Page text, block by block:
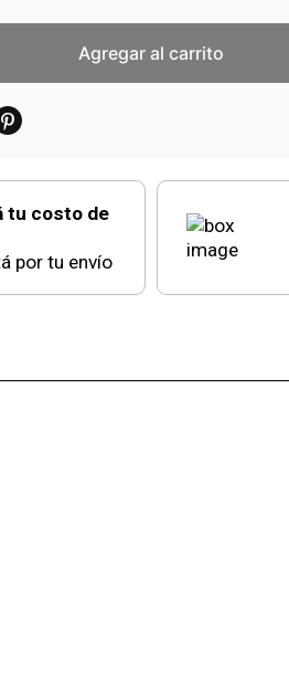
Agregar al carrito
tu costo de
por tu envío